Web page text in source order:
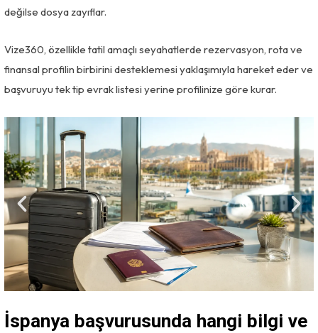
değilse dosya zayıflar.
Vize360, özellikle tatil amaçlı seyahatlerde rezervasyon, rota ve
finansal profilin birbirini desteklemesi yaklaşımıyla hareket eder ve
başvuruyu tek tip evrak listesi yerine profilinize göre kurar.
İspanya başvurusunda hangi bilgi ve